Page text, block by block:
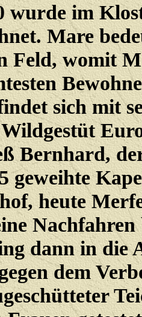
wurde im
Mare
Feld, womit
sich mit
Bernhard,
geweihte
heute
dann in die
dem